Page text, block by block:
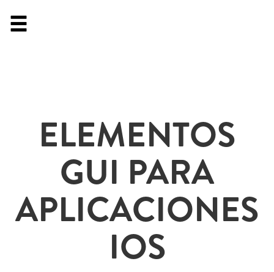
ELEMENTOS
GUI PARA
APLICACIONES
IOS